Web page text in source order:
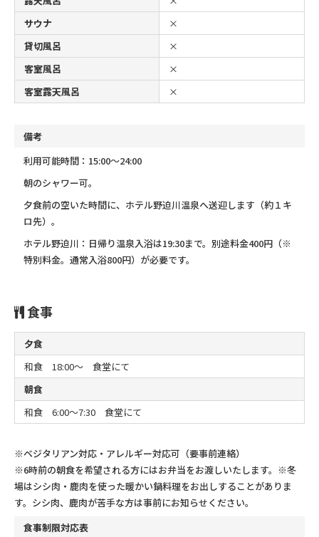
サウナ
×
貸切風呂
×
客室風呂
×
客室露天風呂
×
備考
利用可能時間：15:00～24:00
朝のシャワー可。
夕食前の空いた時間に、ホテル野迫川温泉へ送迎します（約１キ
ロ先）。
ホテル野迫川：日帰り温泉入浴は19:30まで。別途料金400円（※
特別料金。通常入浴800円）が必要です。
食事
夕食
和食 18:00～ 食堂にて
朝食
和食 6:00～7:30 食堂にて
※ベジタリアン対応・アレルギー対応可（要事前連絡）
※6時前の朝食を希望される方にはお弁当をお渡しいたします。 ※冬
場はシシ肉・鹿肉を使った暖かい鍋料理をお出しすることがありま
す。シシ肉、鹿肉が苦手な方は事前にお知らせください。
食事制限対応表